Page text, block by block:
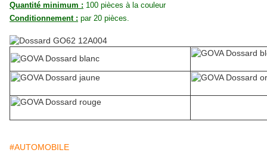
Quantité minimum : 100 pièces à la couleur
Conditionnement : par 20 pièces.
#AUTOMOBILE